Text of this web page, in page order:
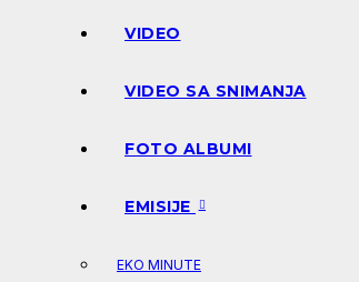
VIDEO
VIDEO SA SNIMANJA
FOTO ALBUMI
EMISIJE
EKO MINUTE